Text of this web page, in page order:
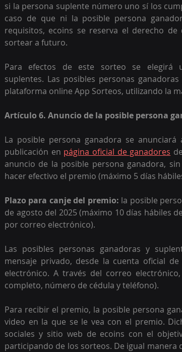
si la persona suplente número uno sí los
caso de que ni la posible persona
requisitos, ecoins se reserva el derecho
sortear a futuro.
Para efectos de este sorteo se elegirá
suplentes. Las posibles personas
plataforma online App Sorteos, utilizando la
Artículo 6. Anuncio de la posible persona
La posible persona ganadora se
publicación en página oficial de ganadores
anuncio de la posible persona ganadora,
hacer efectivo el premio (máximo 5 días
Plazo para canje del premio: la posible
de agosto del 2025 (máximo 10 días hábiles
por correo electrónico).
Las posibles personas ganadoras y
mensaje privado, desde la cuenta oficial
electrónico. A través del correo
completo, número de cédula y teléfono).
Para recibir el premio, la posible persona
video en la que se le vea con el premio.
sociales y sitio web de ecoins con el
participando de los sorteos. De igual